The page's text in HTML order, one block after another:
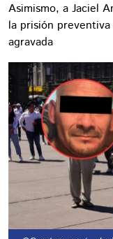
Asimismo, a Jaciel
la prisión
agravada